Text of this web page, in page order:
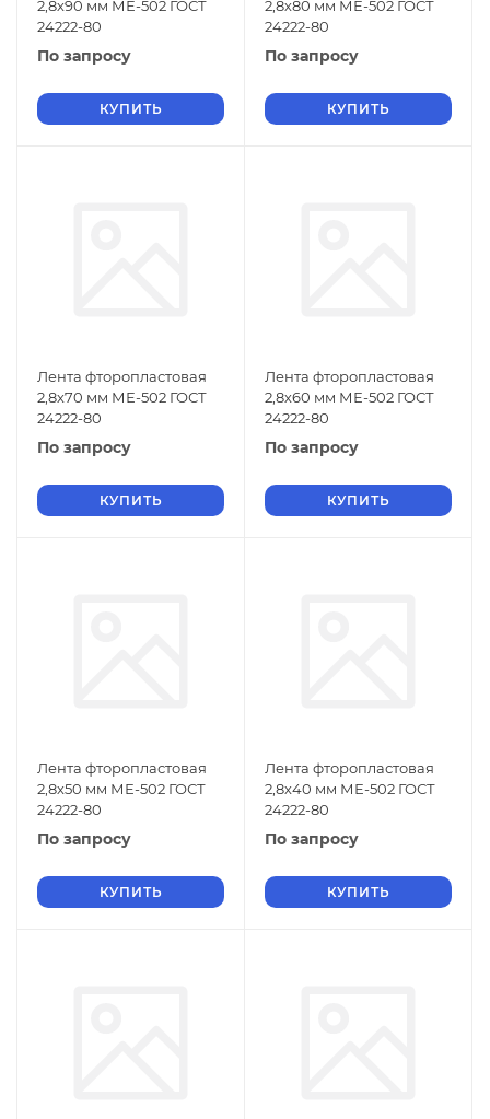
2,8х90 мм МЕ-502 ГОСТ
24222-80
По запросу
КУПИТЬ
2,8х80 мм МЕ-502 ГОСТ
24222-80
По запросу
КУПИТЬ
Лента фторопластовая
2,8х70 мм МЕ-502 ГОСТ
24222-80
По запросу
КУПИТЬ
Лента фторопластовая
2,8х60 мм МЕ-502 ГОСТ
24222-80
По запросу
КУПИТЬ
Лента фторопластовая
2,8х50 мм МЕ-502 ГОСТ
24222-80
По запросу
КУПИТЬ
Лента фторопластовая
2,8х40 мм МЕ-502 ГОСТ
24222-80
По запросу
КУПИТЬ